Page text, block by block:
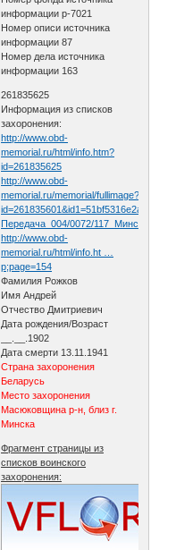
информации р-7021
Номер описи источника
информации 87
Номер дела источника
информации 163
261835625
Информация из списков
захоронения:
http://www.obd-
memorial.ru/html/info.htm?
id=261835625
http://www.obd-
memorial.ru/memorial/fullimage?
Передача_004/0072/
http://www.obd-
memorial.ru/html/info.ht …
p;page=154
Фамилия Рожков
Имя Андрей
Отчество Дмитриевич
Дата рождения/Возраст
__.__.1902
Дата смерти 13.11.1941
Страна захоронения
Беларусь
Место захоронения
Масюковщина р-н, близ г.
Минска
Фрагмент страницы из
списков воинского
захоронения: